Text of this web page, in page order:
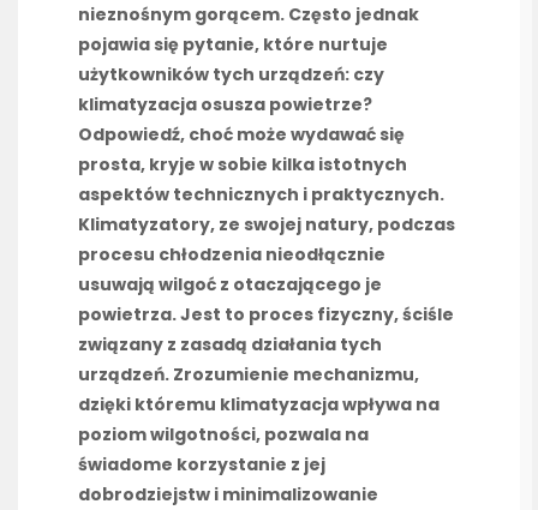
nieznośnym gorącem. Często jednak
pojawia się pytanie, które nurtuje
użytkowników tych urządzeń: czy
klimatyzacja osusza powietrze?
Odpowiedź, choć może wydawać się
prosta, kryje w sobie kilka istotnych
aspektów technicznych i praktycznych.
Klimatyzatory, ze swojej natury, podczas
procesu chłodzenia nieodłącznie
usuwają wilgoć z otaczającego je
powietrza. Jest to proces fizyczny, ściśle
związany z zasadą działania tych
urządzeń. Zrozumienie mechanizmu,
dzięki któremu klimatyzacja wpływa na
poziom wilgotności, pozwala na
świadome korzystanie z jej
dobrodziejstw i minimalizowanie